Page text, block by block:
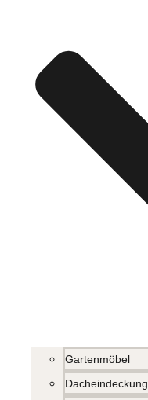
Gartenmöbel
Dacheindeckung